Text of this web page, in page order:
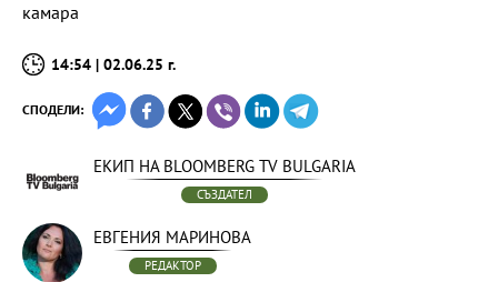
камара
14:54 | 02.06.25 г.
СПОДЕЛИ:
ЕКИП НА BLOOMBERG TV BULGARIA
СЪЗДАТЕЛ
ЕВГЕНИЯ МАРИНОВА
РЕДАКТОР